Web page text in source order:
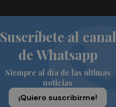
Suscríbete al canal
de Whatsapp
Siempre al día de las últimas
noticias
¡Quiero suscribirme!